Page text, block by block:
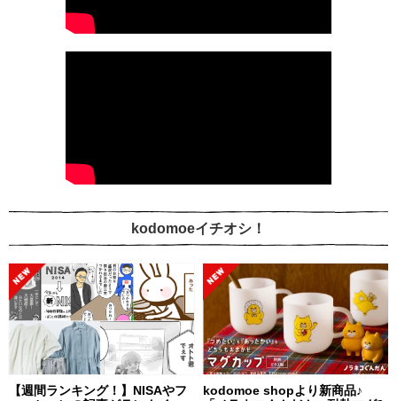
kodomoeイチオシ！
【週間ランキング！】NISAやフ
kodomoe shopより新商品♪